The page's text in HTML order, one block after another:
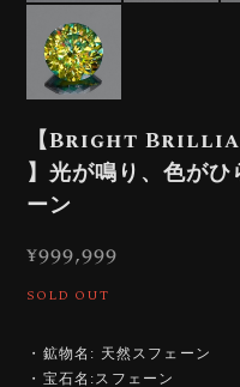
【Bright
】光が鳴り、色が
ーン
¥999,999
SOLD OUT
・鉱物名: 天然スフェーン
・宝石名:スフェーン